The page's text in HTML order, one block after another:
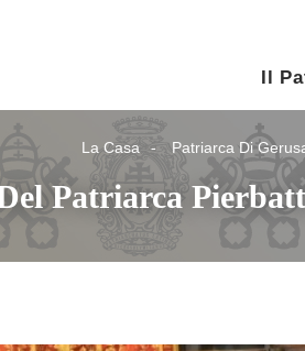
Il
La Casa Patriarca Di
Patriarca